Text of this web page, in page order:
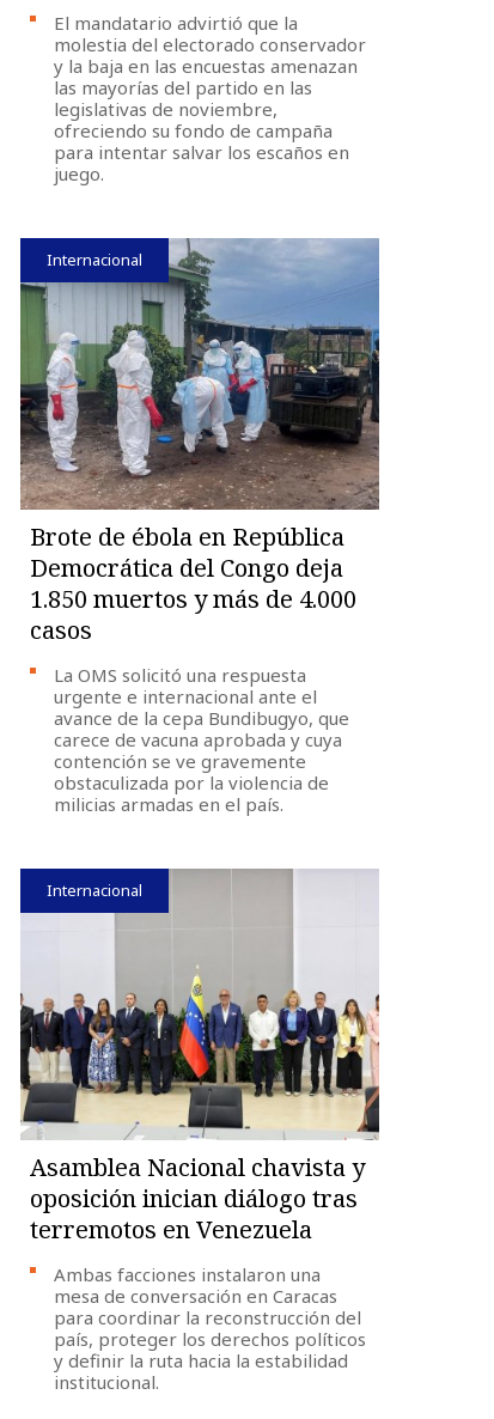
El mandatario advirtió que la
molestia del electorado conservador
y la baja en las encuestas amenazan
las mayorías del partido en las
legislativas de noviembre,
ofreciendo su fondo de campaña
para intentar salvar los escaños en
juego.
Internacional
Brote de ébola en República
Democrática del Congo deja
1.850 muertos y más de 4.000
casos
La OMS solicitó una respuesta
urgente e internacional ante el
avance de la cepa Bundibugyo, que
carece de vacuna aprobada y cuya
contención se ve gravemente
obstaculizada por la violencia de
milicias armadas en el país.
Internacional
Asamblea Nacional chavista y
oposición inician diálogo tras
terremotos en Venezuela
Ambas facciones instalaron una
mesa de conversación en Caracas
para coordinar la reconstrucción del
país, proteger los derechos políticos
y definir la ruta hacia la estabilidad
institucional.